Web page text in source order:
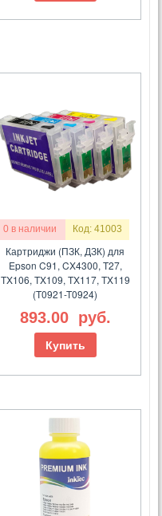
0 в наличии Код: 41003
Картриджи (ПЗК, ДЗК) для
Epson C91, CX4300, T27,
TX106, TX109, TX117, TX119
(T0921-T0924)
893.00 руб.
Купить